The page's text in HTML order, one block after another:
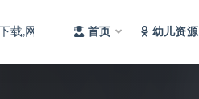
首页 幼儿资源